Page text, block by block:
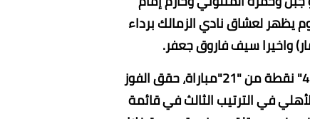
يظهر لعشاق نادي الزمالك برداء
واخيرا سيف فاروق جعفر.
وبذلك يحتل فريق الزمالك المركز الأول بصدارة ترتيب الدوري الممتاز المصري برصيد"45" نقطة من "21"مباراة، حقق الفوز
الأهلي في الترتيب الثالث في قائمة